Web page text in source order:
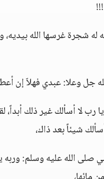
له شجرة غرسها الله
جل وعلا: عبدي فهلاّ إن
رب لا أسألك غير ذلك
أسألك شيئاً بعد ذاك،
صلى الله عليه وسلم: وربه